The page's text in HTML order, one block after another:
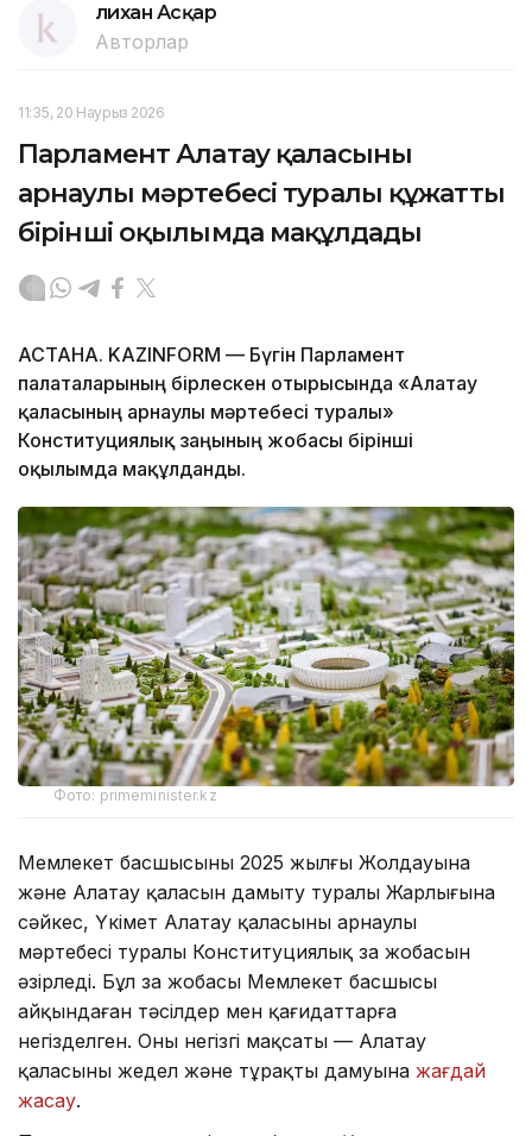
Әлихан Асқар
Авторлар
11:35, 20 Наурыз 2026
Парламент Алатау қаласының
арнаулы мәртебесі туралы құжатты
бірінші оқылымда мақұлдады
АСТАНА. KAZINFORM — Бүгін Парламент
палаталарының бірлескен отырысында «Алатау
қаласының арнаулы мәртебесі туралы»
Конституциялық заңының жобасы бірінші
оқылымда мақұлданды.
Фото: primeminister.kz
Мемлекет басшысының 2025 жылғы Жолдауына
және Алатау қаласын дамыту туралы Жарлығына
сәйкес, Үкімет Алатау қаласының арнаулы
мәртебесі туралы Конституциялық заң жобасын
әзірледі. Бұл заң жобасы Мемлекет басшысы
айқындаған тәсілдер мен қағидаттарға
негізделген. Оның негізгі мақсаты — Алатау
қаласының жедел және тұрақты дамуына жағдай
жасау.